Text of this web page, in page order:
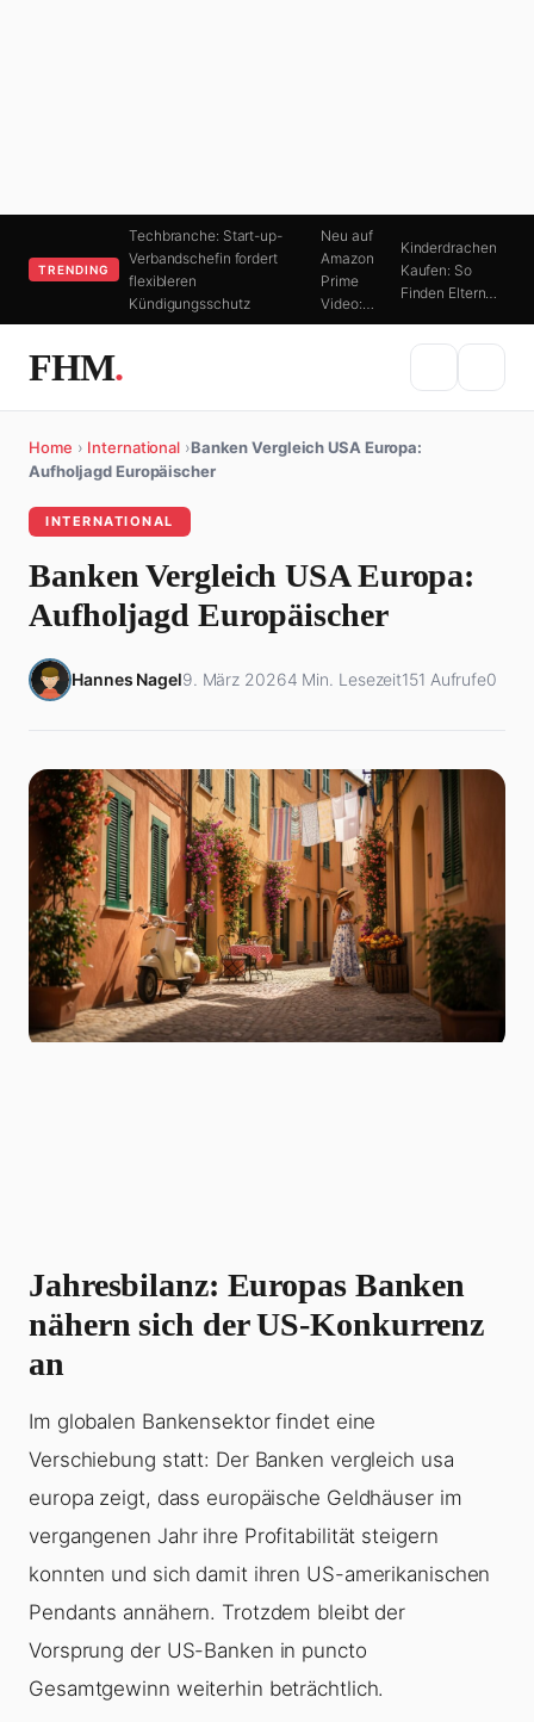
TRENDING
Techbranche: Start-up-
Verbandschefin fordert
flexibleren
Kündigungsschutz
Neu auf
Amazon
Prime
Video:…
Kinderdrachen
Kaufen: So
Finden Eltern…
FHM.
Home › International ›Banken Vergleich USA Europa:
Aufholjagd Europäischer
INTERNATIONAL
Banken Vergleich USA Europa:
Aufholjagd Europäischer
Hannes Nagel9. März 20264 Min. Lesezeit151 Aufrufe0
Jahresbilanz: Europas Banken
nähern sich der US-Konkurrenz
an
Im globalen Bankensektor findet eine
Verschiebung statt: Der Banken vergleich usa
europa zeigt, dass europäische Geldhäuser im
vergangenen Jahr ihre Profitabilität steigern
konnten und sich damit ihren US-amerikanischen
Pendants annähern. Trotzdem bleibt der
Vorsprung der US-Banken in puncto
Gesamtgewinn weiterhin beträchtlich.